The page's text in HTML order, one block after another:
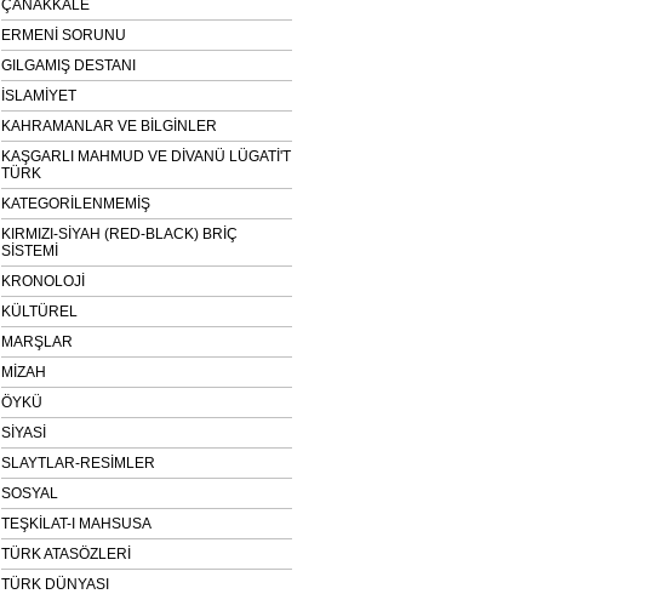
ÇANAKKALE
ERMENİ SORUNU
GILGAMIŞ DESTANI
İSLAMİYET
KAHRAMANLAR VE BİLGİNLER
KAŞGARLI MAHMUD VE DİVANÜ LÜGATİ'T
TÜRK
KATEGORİLENMEMİŞ
KIRMIZI-SİYAH (RED-BLACK) BRİÇ
SİSTEMİ
KRONOLOJİ
KÜLTÜREL
MARŞLAR
MİZAH
ÖYKÜ
SİYASİ
SLAYTLAR-RESİMLER
SOSYAL
TEŞKİLAT-I MAHSUSA
TÜRK ATASÖZLERİ
TÜRK DÜNYASI